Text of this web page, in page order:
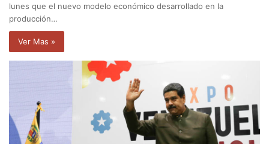
lunes que el nuevo modelo económico desarrollado en la
producción…
Ver Mas »